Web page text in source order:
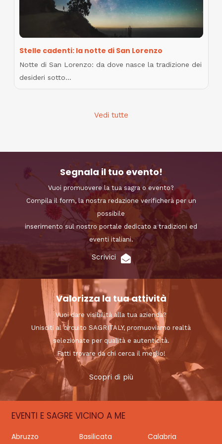
Stelle cadenti: la notte di San Lorenzo
Notte di San Lorenzo: da dove nasce la tradizione dei
desideri sotto…
Vedi tutte
Segnala il tuo evento!
Vuoi promuovere la tua sagra o evento?
Compila il form, la nostra redazione verificherà per un
possibile
inserimento sul nostro portale dedicato a tradizioni ed
eventi italiani.
Scrivici
Valorizza la tua attività
Vuoi dare visibilità alla tua azienda?
Unisciti al circuito SAGRITALY, promuoviamo realtà
selezionate per qualità e autenticità.
Fatti trovare da chi cerca il meglio!
Scopri di più
EVENTI E SAGRE VICINO A ME
Abruzzo Basilicata
Calabria